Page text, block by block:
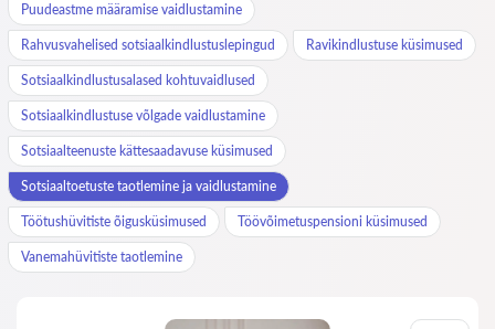
Puudeastme määramise vaidlustamine
Rahvusvahelised sotsiaalkindlustuslepingud Ravikindlustuse küsimused
Sotsiaalkindlustusalased kohtuvaidlused
Sotsiaalkindlustuse võlgade vaidlustamine
Sotsiaalteenuste kättesaadavuse küsimused
Sotsiaaltoetuste taotlemine ja vaidlustamine
Töötushüvitiste õigusküsimused Töövõimetuspensioni küsimused
Vanemahüvitiste taotlemine